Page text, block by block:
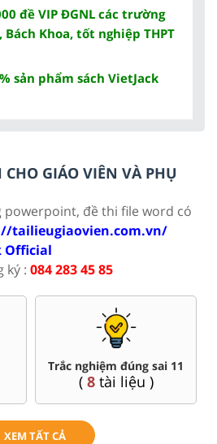
đề VIP ĐGNL các trường
Bách Khoa, tốt nghiệp THPT
sản phẩm sách VietJack
GIÁO VIÊN VÀ PHỤ
powerpoint, đề thi file word có
tailieugiaovien.com.vn/
Official
ký : 084 283 45 85
Đề thi giữa kì, cuối kì 11
tài liệu )
Bài
XEM TẤT CẢ